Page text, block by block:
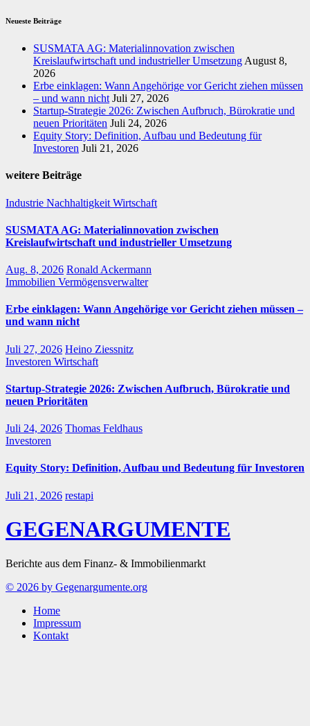
Neueste Beiträge
SUSMATA AG: Materialinnovation zwischen
Kreislaufwirtschaft und industrieller Umsetzung August 8,
2026
Erbe einklagen: Wann Angehörige vor Gericht ziehen müssen
– und wann nicht Juli 27, 2026
Startup-Strategie 2026: Zwischen Aufbruch, Bürokratie und
neuen Prioritäten Juli 24, 2026
Equity Story: Definition, Aufbau und Bedeutung für
Investoren Juli 21, 2026
weitere Beiträge
Industrie Nachhaltigkeit Wirtschaft
SUSMATA AG: Materialinnovation zwischen
Kreislaufwirtschaft und industrieller Umsetzung
Aug. 8, 2026 Ronald Ackermann
Immobilien Vermögensverwalter
Erbe einklagen: Wann Angehörige vor Gericht ziehen müssen –
und wann nicht
Juli 27, 2026 Heino Ziessnitz
Investoren Wirtschaft
Startup-Strategie 2026: Zwischen Aufbruch, Bürokratie und
neuen Prioritäten
Juli 24, 2026 Thomas Feldhaus
Investoren
Equity Story: Definition, Aufbau und Bedeutung für Investoren
Juli 21, 2026 restapi
GEGENARGUMENTE
Berichte aus dem Finanz- & Immobilienmarkt
© 2026 by Gegenargumente.org
Home
Impressum
Kontakt